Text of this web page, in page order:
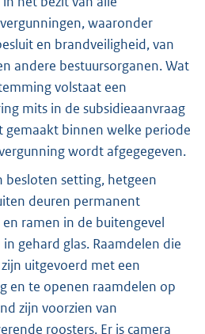
waaronder
en brandveiligheid, van
andere bestuursorganen. Wat
volstaat een
mits in de subsidieaanvraag
gemaakt binnen welke periode
wordt afgegegeven.
besloten setting, hetgeen
deuren permanent
ramen in de buitengevel
gehard glas. Raamdelen die
uitgevoerd met een
en te openen raamdelen op
zijn voorzien van
roosters. Er is camera